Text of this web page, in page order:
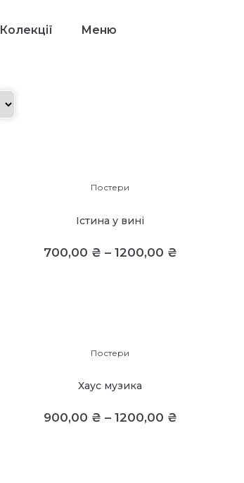
Колекції Меню
Постери
Істина у вині
700,00 ₴ – 1200,00 ₴
Постери
Хаус музика
900,00 ₴ – 1200,00 ₴